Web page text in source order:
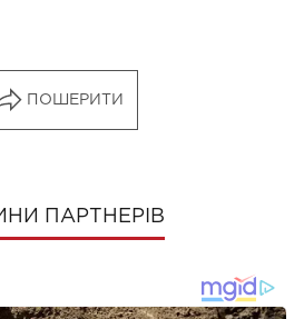
ПОШЕРИТИ
ПАРТНЕРІВ